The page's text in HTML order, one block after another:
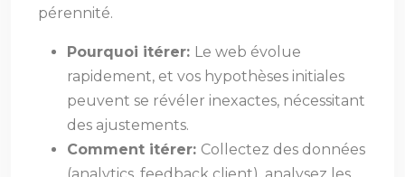
pérennité.
Pourquoi itérer: Le web évolue
rapidement, et vos hypothèses initiales
peuvent se révéler inexactes, nécessitant
des ajustements.
Comment itérer: Collectez des données